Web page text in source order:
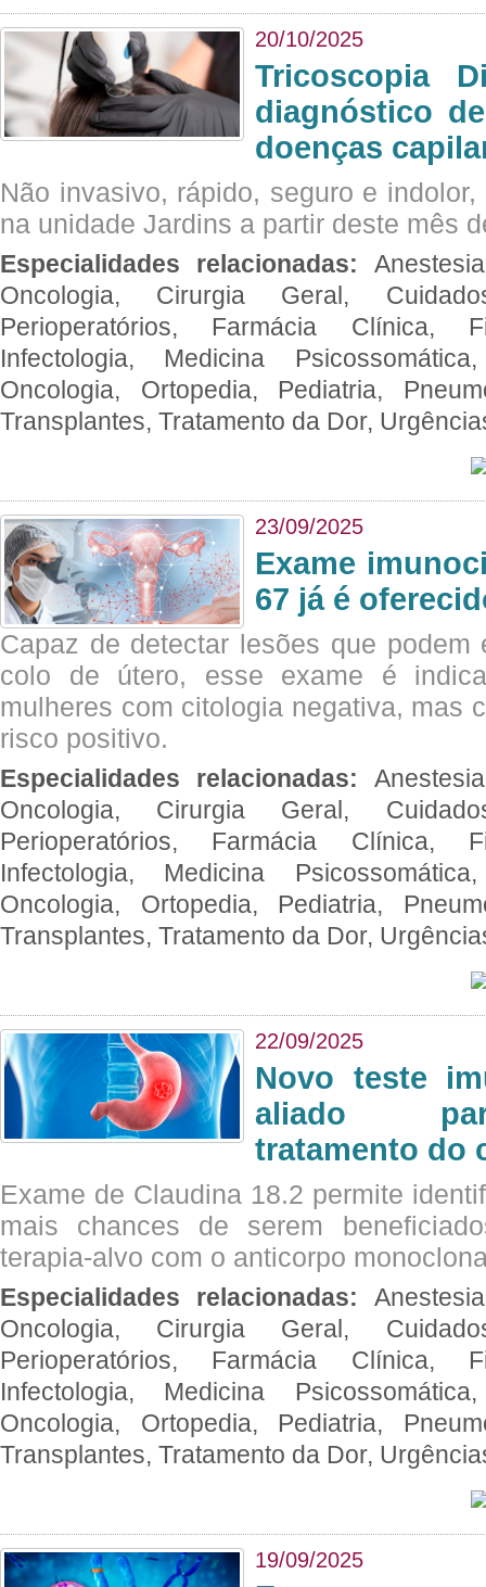
20/10/2025
Tricoscopia
diagnóstico
doenças
Não invasivo, rápido, seguro e
na unidade Jardins a partir deste mês
Especialidades relacionadas:
Oncologia, Cirurgia Geral,
Perioperatórios, Farmácia Clínica,
Infectologia, Medicina
Oncologia, Ortopedia, Pediatria,
Transplantes, Tratamento da Dor,
23/09/2025
Exame
67 já é
Capaz de detectar lesões que
colo de útero, esse exame é
mulheres com citologia negativa, mas
risco positivo.
Especialidades relacionadas:
Oncologia, Cirurgia Geral,
Perioperatórios, Farmácia Clínica,
Infectologia, Medicina
Oncologia, Ortopedia, Pediatria,
Transplantes, Tratamento da Dor,
22/09/2025
Novo teste
aliado
tratamento do
Exame de Claudina 18.2 permite
mais chances de serem
terapia-alvo com o anticorpo
Especialidades relacionadas:
Oncologia, Cirurgia Geral,
Perioperatórios, Farmácia Clínica,
Infectologia, Medicina
Oncologia, Ortopedia, Pediatria,
Transplantes, Tratamento da Dor,
19/09/2025